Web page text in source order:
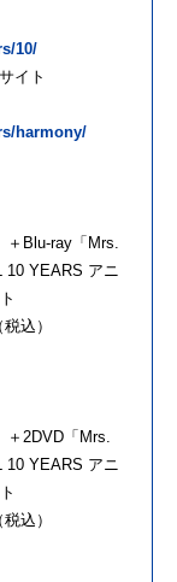
10/
サイト
harmony/
＋Blu-ray「Mrs.
10 YEARS アニ
込）
＋2DVD「Mrs.
10 YEARS アニ
込）